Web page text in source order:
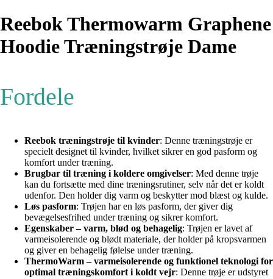
Reebok Thermowarm Graphene
Hoodie Træningstrøje Dame
Fordele
Reebok træningstrøje til kvinder: Denne træningstrøje er
specielt designet til kvinder, hvilket sikrer en god pasform og
komfort under træning.
Brugbar til træning i koldere omgivelser: Med denne trøje
kan du fortsætte med dine træningsrutiner, selv når det er koldt
udenfor. Den holder dig varm og beskytter mod blæst og kulde.
Løs pasform: Trøjen har en løs pasform, der giver dig
bevægelsesfrihed under træning og sikrer komfort.
Egenskaber – varm, blød og behagelig: Trøjen er lavet af
varmeisolerende og blødt materiale, der holder på kropsvarmen
og giver en behagelig følelse under træning.
ThermoWarm – varmeisolerende og funktionel teknologi for
optimal træningskomfort i koldt vejr: Denne trøje er udstyret